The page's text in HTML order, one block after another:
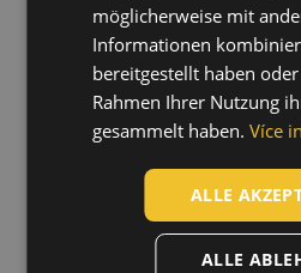
Zuletzt
möglicherweise mit
Informationen
bereitgestellt haben
Rahmen Ihrer Nutzung
gesammelt haben. Více
ALLE
ALLE